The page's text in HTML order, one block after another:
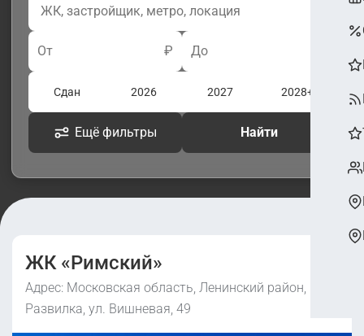
От ₽ До
Сдан 2026 2027 2028+
Ещё фильтры Найти
ЖК «Римский»
Адрес: Московская область, Ленинский район,
Развилка, ул. Вишневая, 49